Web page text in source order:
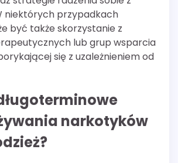
niektórych przypadkach
być także skorzystanie z
lub grup wsparcia
się z uzależnieniem od
narkotyków